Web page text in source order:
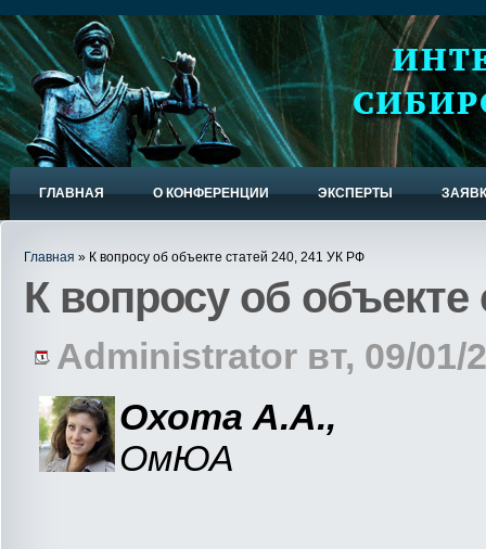
ГЛАВНАЯ О КОНФЕРЕНЦИИ ЭКСПЕРТЫ
Главная » К вопросу об объекте статей 240, 241 УК РФ
К вопросу об
Administrator вт, 09/01/
Охота А.А.,
ОмЮА